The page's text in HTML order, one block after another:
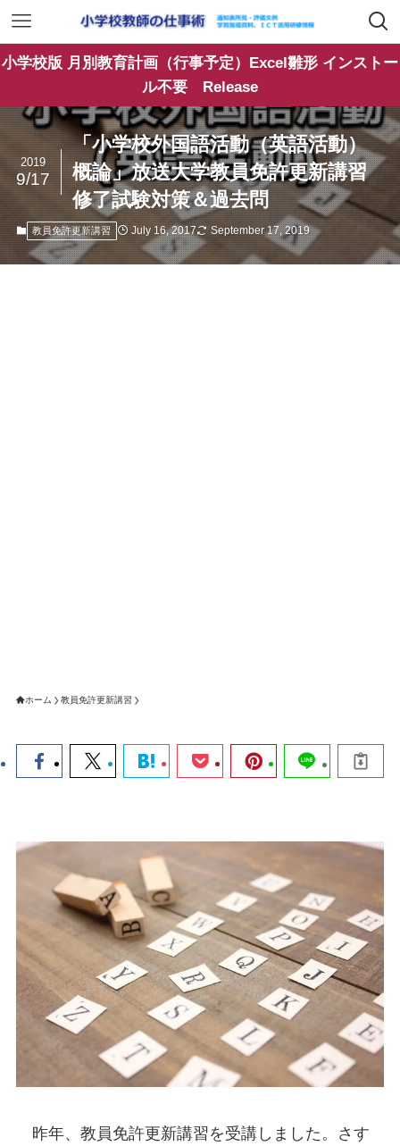
小学校版 月別教育計画（行事予定）Excel雛形 インストー
ル不要 Release
「小学校外国語活動（英語活動）
概論」放送大学教員免許更新講習
修了試験対策＆過去問
2019
9/17
教員免許更新講習 July 16, 2017 September 17, 2019
ホーム 教員免許更新講習
昨年、教員免許更新講習を受講しました。さす